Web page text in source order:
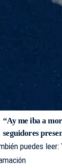
“Ay me iba a
seguidores
puedes leer: